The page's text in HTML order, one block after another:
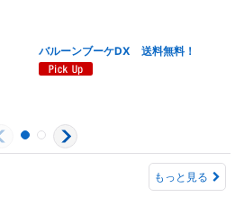
バルーンブーケDX 送料無料！
もっと見る